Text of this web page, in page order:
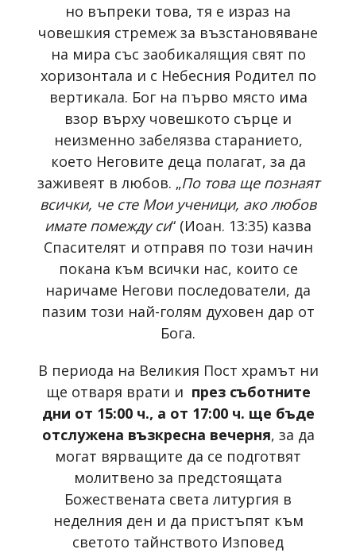
но въпреки това, тя е израз на
човешкия стремеж за възстановяване
на мира със заобикалящия свят по
хоризонтала и с Небесния Родител по
вертикала. Бог на първо място има
взор върху човешкото сърце и
неизменно забелязва старанието,
което Неговите деца полагат, за да
заживеят в любов. „По това ще познаят
всички, че сте Мои ученици, ако любов
имате помежду си“ (Иоан. 13:35) казва
Спасителят и отправя по този начин
покана към всички нас, които се
наричаме Негови последователи, да
пазим този най-голям духовен дар от
Бога.
В периода на Великия Пост храмът ни
ще отваря врати и през съботните
дни от 15:00 ч., а от 17:00 ч. ще бъде
отслужена възкресна вечерня, за да
могат вярващите да се подготвят
молитвено за предстоящата
Божествената света литургия в
неделния ден и да пристъпят към
светото тайнството Изповед